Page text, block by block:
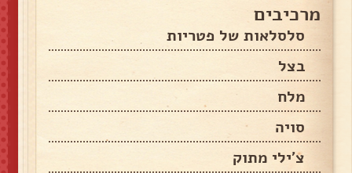
מרכיבים
סלסלאות של פטריות
בצל
מלח
סויה
צ'ילי מתוק